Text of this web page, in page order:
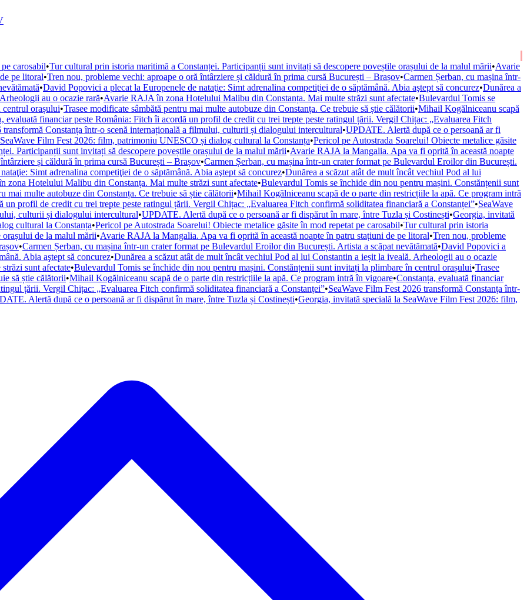
carosabil•Tur cultural prin istoria maritimă a Constanței. Participanții sunt invitați să descopere poveștile orașului de la malul mării•Avarie
pe litoral•Tren nou, probleme vechi: aproape o oră întârziere și căldură în prima cursă București – Brașov•Carmen Șerban, cu mașina într-
•David Popovici a plecat la Europenele de nataţie: Simt adrenalina competiţiei de o săptămână. Abia aştept să concurez•Dunărea a
au o ocazie rară•Avarie RAJA în zona Hotelului Malibu din Constanța. Mai multe străzi sunt afectate•Bulevardul Tomis se
orașului•Trasee modificate sâmbătă pentru mai multe autobuze din Constanța. Ce trebuie să știe călătorii•Mihail Kogălniceanu scapă
evaluată financiar peste România: Fitch îi acordă un profil de credit cu trei trepte peste ratingul țării. Vergil Chițac: „Evaluarea Fitch
transformă Constanța într-o scenă internațională a filmului, culturii și dialogului intercultural•UPDATE. Alertă după ce o persoană ar fi
Film Fest 2026: film, patrimoniu UNESCO și dialog cultural la Constanța•Pericol pe Autostrada Soarelui! Obiecte metalice găsite
Participanții sunt invitați să descopere poveștile orașului de la malul mării•Avarie RAJA la Mangalia. Apa va fi oprită în această noapte
și căldură în prima cursă București – Brașov•Carmen Șerban, cu mașina într-un crater format pe Bulevardul Eroilor din București.
Simt adrenalina competiţiei de o săptămână. Abia aştept să concurez•Dunărea a scăzut atât de mult încât vechiul Pod al lui
zona Hotelului Malibu din Constanța. Mai multe străzi sunt afectate•Bulevardul Tomis se închide din nou pentru mașini. Constănțenii sunt
mai multe autobuze din Constanța. Ce trebuie să știe călătorii•Mihail Kogălniceanu scapă de o parte din restricțiile la apă. Ce program intră
un profil de credit cu trei trepte peste ratingul țării. Vergil Chițac: „Evaluarea Fitch confirmă soliditatea financiară a Constanței”•SeaWave
culturii și dialogului intercultural•UPDATE. Alertă după ce o persoană ar fi dispărut în mare, între Tuzla și Costinești•Georgia, invitată
cultural la Constanța•Pericol pe Autostrada Soarelui! Obiecte metalice găsite în mod repetat pe carosabil•Tur cultural prin istoria
orașului de la malul mării•Avarie RAJA la Mangalia. Apa va fi oprită în această noapte în patru stațiuni de pe litoral•Tren nou, probleme
•Carmen Șerban, cu mașina într-un crater format pe Bulevardul Eroilor din București. Artista a scăpat nevătămată•David Popovici a
Abia aştept să concurez•Dunărea a scăzut atât de mult încât vechiul Pod al lui Constantin a ieșit la iveală. Arheologii au o ocazie
sunt afectate•Bulevardul Tomis se închide din nou pentru mașini. Constănțenii sunt invitați la plimbare în centrul orașului•Trasee
să știe călătorii•Mihail Kogălniceanu scapă de o parte din restricțiile la apă. Ce program intră în vigoare•Constanța, evaluată financiar
țării. Vergil Chițac: „Evaluarea Fitch confirmă soliditatea financiară a Constanței”•SeaWave Film Fest 2026 transformă Constanța într-
Alertă după ce o persoană ar fi dispărut în mare, între Tuzla și Costinești•Georgia, invitată specială la SeaWave Film Fest 2026: film,